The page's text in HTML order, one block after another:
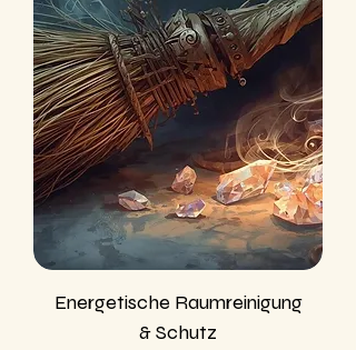
Energetische Raumreinigung
& Schutz